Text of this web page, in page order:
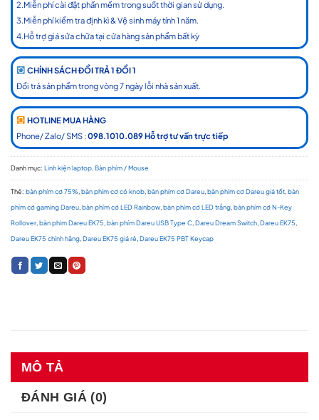
2.Miễn phí cài đặt phần mềm trong suốt thời gian sử dụng.
3.Miễn phí kiểm tra định kì & Vệ sinh máy tính 1 năm.
4.Hỗ trợ giá sửa chữa tại cửa hàng sản phẩm bất kỳ
CHÍNH SÁCH ĐỔI TRẢ 1 ĐỔI 1
Đổi trả sản phẩm trong vòng 7 ngày lỗi nhà sản xuất.
HOTLINE MUA HÀNG
Phone/ Zalo/ SMS : 098.1010.089 Hỗ trợ tư vấn trực tiếp
Danh mục: Linh kiện laptop,Bàn phím / Mouse
Thẻ: bàn phím cơ 75%,bàn phím cơ có knob,bàn phím cơ Dareu,bàn phím cơ Dareu giá tốt,bàn
phím cơ gaming Dareu,bàn phím cơ LED Rainbow,bàn phím cơ LED trắng,bàn phím cơ N-Key
Rollover,bàn phím Dareu EK75,bàn phím Dareu USB Type C,Dareu Dream Switch,Dareu EK75,
Dareu EK75 chính hãng,Dareu EK75 giá rẻ,Dareu EK75 PBT Keycap
MÔ TẢ
ĐÁNH GIÁ (0)